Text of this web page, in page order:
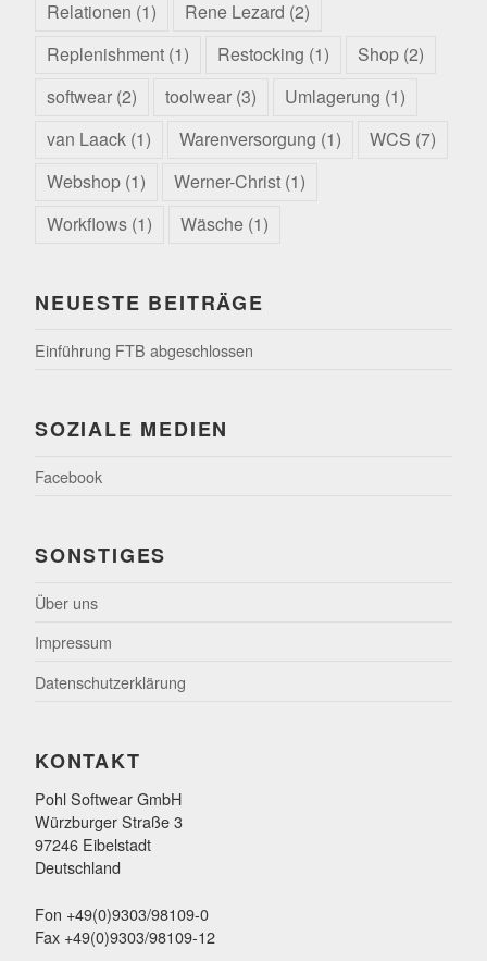
Relationen (1) Rene Lezard (2)
Replenishment (1) Restocking (1) Shop (2)
softwear (2) toolwear (3) Umlagerung (1)
van Laack (1) Warenversorgung (1) WCS (7)
Webshop (1) Werner-Christ (1)
Workflows (1) Wäsche (1)
NEUESTE BEITRÄGE
Einführung FTB abgeschlossen
SOZIALE MEDIEN
Facebook
SONSTIGES
Über uns
Impressum
Datenschutzerklärung
KONTAKT
Pohl Softwear GmbH
Würzburger Straße 3
97246 Eibelstadt
Deutschland
Fon +49(0)9303/98109-0
Fax +49(0)9303/98109-12